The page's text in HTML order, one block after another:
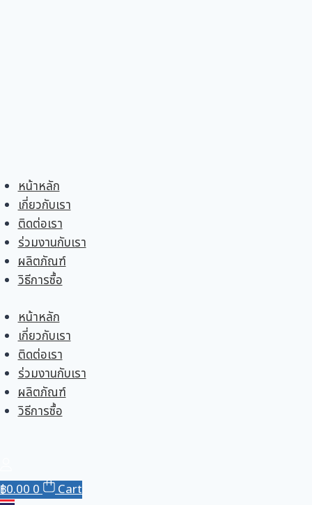
Skip
to
content
หน้าหลัก
เกี่ยวกับเรา
ติดต่อเรา
ร่วมงานกับเรา
ผลิตภัณฑ์
วิธีการซื้อ
หน้าหลัก
เกี่ยวกับเรา
ติดต่อเรา
ร่วมงานกับเรา
ผลิตภัณฑ์
วิธีการซื้อ
฿0.000
Cart